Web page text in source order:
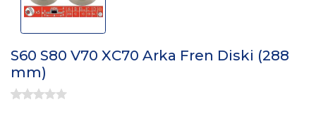
S60 S80 V70 XC70 Arka Fren Diski (288
mm)